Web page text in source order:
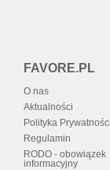
FAVORE.PL
O nas
Aktualności
Polityka Prywatności
Regulamin
RODO - obowiązek
informacyjny